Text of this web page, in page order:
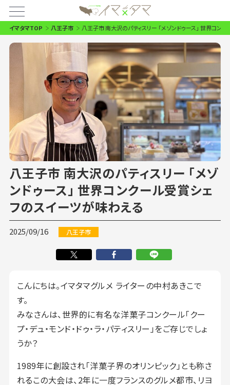
イマタマTOP 八王子市 八王子市 南大沢のパティスリー 「メゾンドゥース」 世界コン
八王子市 南大沢のパティスリー 「メゾ
ンドゥース」 世界コンクール受賞シェ
フのスイーツが味わえる
2025/09/16 八王子市
こんにちは。イマタマグルメ ライターの中村あきこで
す。
みなさんは、世界的に有名な洋菓子コンクール「クー
プ・デュ・モンド・ドゥ・ラ・パティスリー」をご存じでしょ
うか？
1989年に創設され「洋菓子界のオリンピック」とも称さ
れるこの大会は、2年に一度フランスのグルメ都市、リヨ